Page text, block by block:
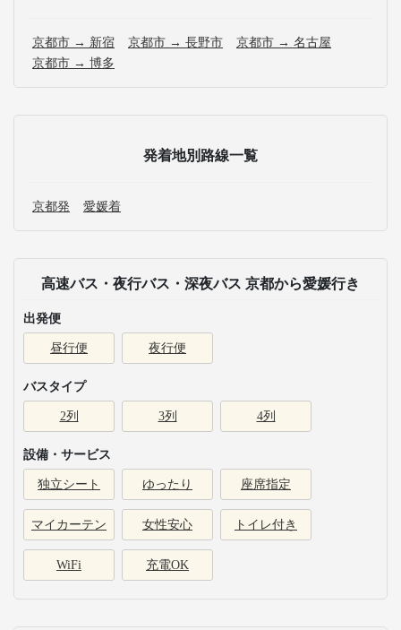
京都市 → 新宿 京都市 → 長野市
京都市 → 名古屋
京都市 → 博多
発着地別路線一覧
京都発 愛媛着
高速バス・夜行バス・深夜バス 京都から愛媛行き
出発便
昼行便 夜行便
バスタイプ
2列 3列 4列
設備・サービス
独立シート ゆったり 座席指定
マイカーテン 女性安心 トイレ付き
WiFi 充電OK